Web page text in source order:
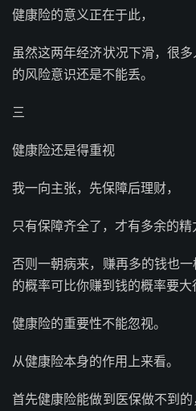
健康险的意义正在于此，
虽然这两年经济状况下滑，很
的风险意识还是不能丢。
三
健康险还是得重视
我一向主张，先保障后理财，
只有保障齐全了，才有多余的精
否则一朝病来，赚再多的钱也
的概率可比你赚到钱的概率要大
健康险的重要性不能忽视。
从健康险本身的作用上来看。
首先健康险能做到医保做不到